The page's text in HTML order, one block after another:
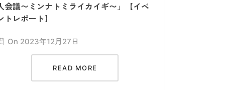
会議〜ミンナトミライカイギ〜」【イベ
トレポート】
On 2023年12月27日
READ MORE